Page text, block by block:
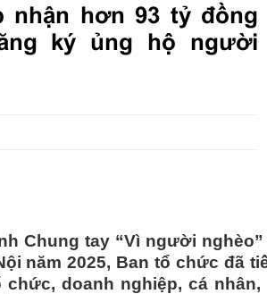
nhận hơn 93 tỷ đồng
ký ủng hộ người
Chung tay “Vì người
năm 2025, Ban tổ chức đã
doanh nghiệp, cá nhân,